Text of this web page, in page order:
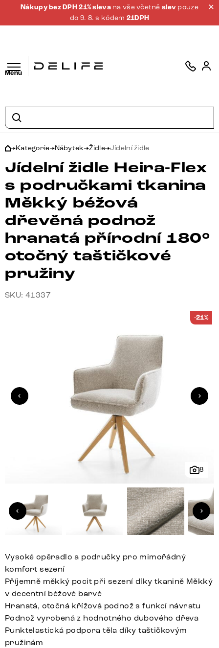
Nákupy bez DPH 21% sleva na vše včetněslev pouze
do 9. 8. s kódem 21DPH
Menu
Kategorie Nábytek Židle Jídelní židle
Jídelní židle Heira-Flex
s područkami tkanina
Měkký béžová
dřevěná podnož
hranatá přírodní 180°
otočný taštičkové
pružiny
SKU: 41337
8
-21%
Vysoké opěradlo a područky pro mimořádný
komfort sezení
Příjemně měkký pocit při sezení díky tkanině Měkký
v decentní béžové barvě
Hranatá, otočná křížová podnož s funkcí návratu
Podnož vyrobená z hodnotného dubového dřeva
Punktelastická podpora těla díky taštičkovým
pružinám